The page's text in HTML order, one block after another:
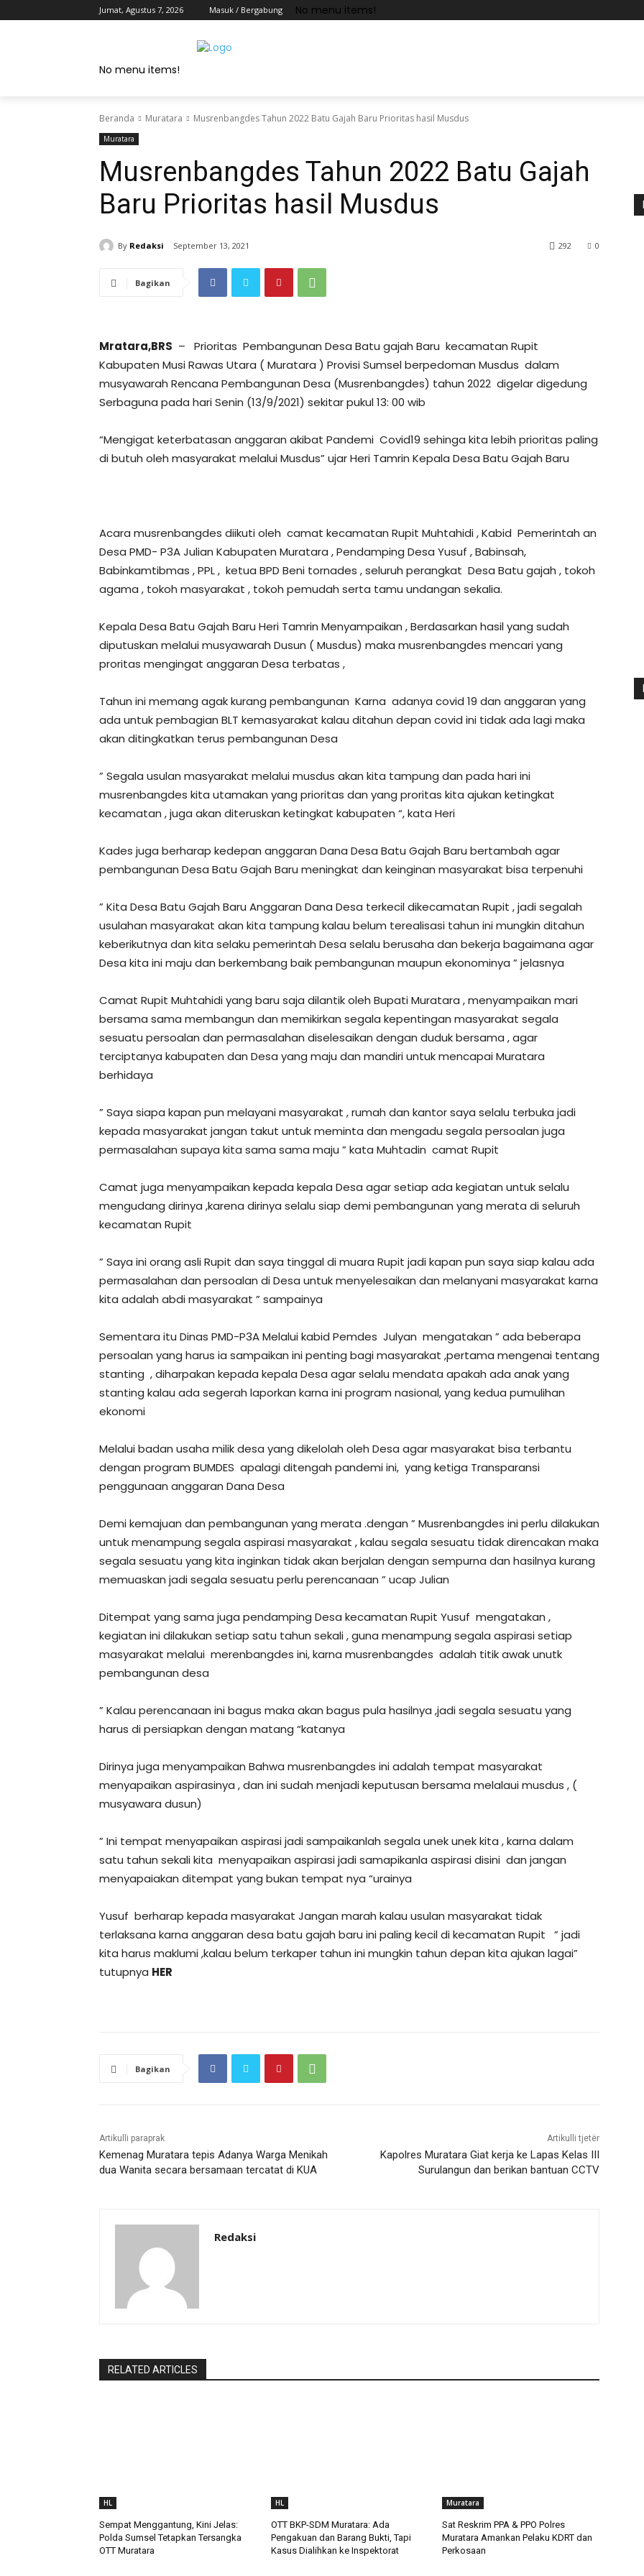
Jumat, Agustus 7, 2026 Masuk / Bergabung No menu items!
No menu items!
Beranda Muratara Musrenbangdes Tahun 2022 Batu Gajah Baru Prioritas hasil Musdus
Muratara
Musrenbangdes Tahun 2022 Batu Gajah
Baru Prioritas hasil Musdus
By Redaksi September 13, 2021 0
292
Bagikan
Mratara,BRS – Prioritas Pembangunan Desa Batu gajah Baru kecamatan Rupit
Kabupaten Musi Rawas Utara ( Muratara ) Provisi Sumsel berpedoman Musdus dalam
musyawarah Rencana Pembangunan Desa (Musrenbangdes) tahun 2022 digelar digedung
Serbaguna pada hari Senin (13/9/2021) sekitar pukul 13: 00 wib
“Mengigat keterbatasan anggaran akibat Pandemi Covid19 sehinga kita lebih prioritas paling
di butuh oleh masyarakat melalui Musdus” ujar Heri Tamrin Kepala Desa Batu Gajah Baru
Acara musrenbangdes diikuti oleh camat kecamatan Rupit Muhtahidi , Kabid Pemerintah an
Desa PMD- P3A Julian Kabupaten Muratara , Pendamping Desa Yusuf , Babinsah,
Babinkamtibmas , PPL , ketua BPD Beni tornades , seluruh perangkat Desa Batu gajah , tokoh
agama , tokoh masyarakat , tokoh pemudah serta tamu undangan sekalia.
Kepala Desa Batu Gajah Baru Heri Tamrin Menyampaikan , Berdasarkan hasil yang sudah
diputuskan melalui musyawarah Dusun ( Musdus) maka musrenbangdes mencari yang
proritas mengingat anggaran Desa terbatas ,
Tahun ini memang agak kurang pembangunan Karna adanya covid 19 dan anggaran yang
ada untuk pembagian BLT kemasyarakat kalau ditahun depan covid ini tidak ada lagi maka
akan ditingkatkan terus pembangunan Desa
” Segala usulan masyarakat melalui musdus akan kita tampung dan pada hari ini
musrenbangdes kita utamakan yang prioritas dan yang proritas kita ajukan ketingkat
kecamatan , juga akan diteruskan ketingkat kabupaten “, kata Heri
Kades juga berharap kedepan anggaran Dana Desa Batu Gajah Baru bertambah agar
pembangunan Desa Batu Gajah Baru meningkat dan keinginan masyarakat bisa terpenuhi
” Kita Desa Batu Gajah Baru Anggaran Dana Desa terkecil dikecamatan Rupit , jadi segalah
usulahan masyarakat akan kita tampung kalau belum terealisasi tahun ini mungkin ditahun
keberikutnya dan kita selaku pemerintah Desa selalu berusaha dan bekerja bagaimana agar
Desa kita ini maju dan berkembang baik pembangunan maupun ekonominya ” jelasnya
Camat Rupit Muhtahidi yang baru saja dilantik oleh Bupati Muratara , menyampaikan mari
bersama sama membangun dan memikirkan segala kepentingan masyarakat segala
sesuatu persoalan dan permasalahan diselesaikan dengan duduk bersama , agar
terciptanya kabupaten dan Desa yang maju dan mandiri untuk mencapai Muratara
berhidaya
” Saya siapa kapan pun melayani masyarakat , rumah dan kantor saya selalu terbuka jadi
kepada masyarakat jangan takut untuk meminta dan mengadu segala persoalan juga
permasalahan supaya kita sama sama maju ” kata Muhtadin camat Rupit
Camat juga menyampaikan kepada kepala Desa agar setiap ada kegiatan untuk selalu
mengudang dirinya ,karena dirinya selalu siap demi pembangunan yang merata di seluruh
kecamatan Rupit
” Saya ini orang asli Rupit dan saya tinggal di muara Rupit jadi kapan pun saya siap kalau ada
permasalahan dan persoalan di Desa untuk menyelesaikan dan melanyani masyarakat karna
kita adalah abdi masyarakat ” sampainya
Sementara itu Dinas PMD-P3A Melalui kabid Pemdes Julyan mengatakan ” ada beberapa
persoalan yang harus ia sampaikan ini penting bagi masyarakat ,pertama mengenai tentang
stanting , diharpakan kepada kepala Desa agar selalu mendata apakah ada anak yang
stanting kalau ada segerah laporkan karna ini program nasional, yang kedua pumulihan
ekonomi
Melalui badan usaha milik desa yang dikelolah oleh Desa agar masyarakat bisa terbantu
dengan program BUMDES apalagi ditengah pandemi ini, yang ketiga Transparansi
penggunaan anggaran Dana Desa
Demi kemajuan dan pembangunan yang merata .dengan ” Musrenbangdes ini perlu dilakukan
untuk menampung segala aspirasi masyarakat , kalau segala sesuatu tidak direncakan maka
segala sesuatu yang kita inginkan tidak akan berjalan dengan sempurna dan hasilnya kurang
memuaskan jadi segala sesuatu perlu perencanaan ” ucap Julian
Ditempat yang sama juga pendamping Desa kecamatan Rupit Yusuf mengatakan ,
kegiatan ini dilakukan setiap satu tahun sekali , guna menampung segala aspirasi setiap
masyarakat melalui merenbangdes ini, karna musrenbangdes adalah titik awak unutk
pembangunan desa
” Kalau perencanaan ini bagus maka akan bagus pula hasilnya ,jadi segala sesuatu yang
harus di persiapkan dengan matang “katanya
Dirinya juga menyampaikan Bahwa musrenbangdes ini adalah tempat masyarakat
menyapaikan aspirasinya , dan ini sudah menjadi keputusan bersama melalaui musdus , (
musyawara dusun)
” Ini tempat menyapaikan aspirasi jadi sampaikanlah segala unek unek kita , karna dalam
satu tahun sekali kita menyapaikan aspirasi jadi samapikanla aspirasi disini dan jangan
menyapaiakan ditempat yang bukan tempat nya “urainya
Yusuf berharap kepada masyarakat Jangan marah kalau usulan masyarakat tidak
terlaksana karna anggaran desa batu gajah baru ini paling kecil di kecamatan Rupit ” jadi
kita harus maklumi ,kalau belum terkaper tahun ini mungkin tahun depan kita ajukan lagai”
tutupnya HER
Bagikan
Artikulli paraprak
Kemenag Muratara tepis Adanya Warga Menikah
dua Wanita secara bersamaan tercatat di KUA
Artikulli tjetër
Kapolres Muratara Giat kerja ke Lapas Kelas III
Surulangun dan berikan bantuan CCTV
Redaksi
RELATED ARTICLES
HL
Sempat Menggantung, Kini Jelas:
Polda Sumsel Tetapkan Tersangka
OTT Muratara
HL
OTT BKP-SDM Muratara: Ada
Pengakuan dan Barang Bukti, Tapi
Kasus Dialihkan ke Inspektorat
Muratara
Sat Reskrim PPA & PPO Polres
Muratara Amankan Pelaku KDRT dan
Perkosaan